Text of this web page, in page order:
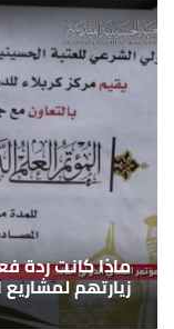
ماذا كانت ردة
زيارتهم